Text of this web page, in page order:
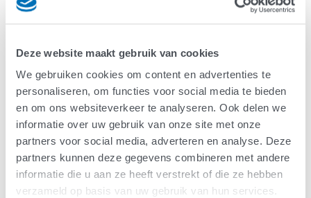
Deze website maakt gebruik van cookies
We gebruiken cookies om content en advertenties te
personaliseren, om functies voor social media te bieden
en om ons websiteverkeer te analyseren. Ook delen we
informatie over uw gebruik van onze site met onze
partners voor social media, adverteren en analyse. Deze
partners kunnen deze gegevens combineren met andere
informatie die u aan ze heeft verstrekt of die ze hebben
verzameld op basis van uw gebruik van hun services.
in het laboratorium gekweekte modellen van
menselijke hersenen, in dit geval gemaakt met
afwijking inATXN2
“Voordat veranderingen in de motorneuronen
zichtbaar worden, zien we bij muizen metATXN2 -
afwijkingen al veranderingen in het
immuunsysteem”, zegt Marta. “We denken dat bij
ALS het immuunsysteem bijdraagt aan het
afsterven van motorneuronen, doordat het deze
cellen kwetsbaarder maakt. Door veranderingen in